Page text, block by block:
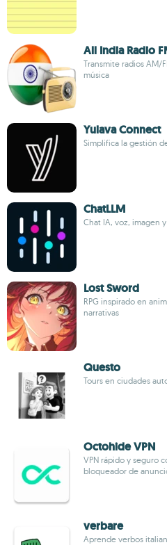
All India Radio
Transmite radios AM/
música
Yulava Connect
Simplifica la gestión
ChatLLM
Chat IA, voz, imagen
Lost Sword
RPG inspirado en
narrativas
Questo
Tours en ciudades
Octohide VPN
VPN rápido y seguro
bloqueador de
verbare
Aprende verbos